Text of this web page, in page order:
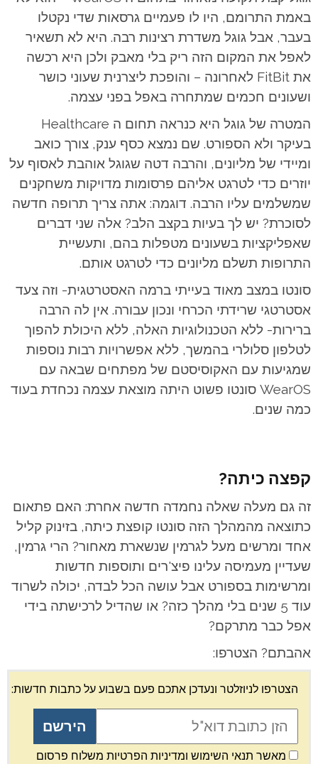
באמת התרומם, היו לו פעמיים גרסאות שדי נקטלו
בעבר, אבל גוגל משדרת רצינות רבה. היא לא תשאיר
לאפל את המקום הזה ריק בלי מאבק ולכן היא רכשה
את FitBit לאחרונה – והופכת ליצרנית שעוני כושר
ושעונים חכמים שמתחרה באפל בפני עצמה.
המטרה של גוגל היא כנראה תחום ה Healthcare
בעיקר ולא הספורט. שם נמצא כסף ענק, צורך כואב
ומיידי של מליונים, והרבה דטה שגוגל אוהבת לאסוף על
יוזרים כדי לטרגט אליהם פרסומות מדויקות משחקנים
שמשלמים עליו הרבה. דוגמה: אתה צריך תרופה חדשה
לסוכרת? יש לך בעיות בקצב הלב? אלה שני דברים
שאפליקציות בשעונים מטפלות בהם, ותעשיית
התרופות תשלם מליונים כדי לטרגט אותם.
סונטו במצב מאוד בעייתי ברמה האסטרטגית- וזה צעד
אסטרטגי שרידתי הכרחי ונכון עבורה. אין לה הרבה
ברירות- ללא הטכנולוגיות האלה, ללא היכולת להפוך
לטלפון סלולרי בהמשך, ללא אפשרויות רבות נוספות
שמגיעות עם האקוסיסטם של מפתחים שבאה עם
WearOS סונטו פשוט היתה מוצאת עצמה נכחדת בעוד
כמה שנים.
קפצה כיתה?
זה גם מעלה שאלה נחמדה חדשה אחרת: האם פתאום
כתוצאה מהמהלך הזה סונטו קופצת כיתה, בזינוק קליל
אחד ומרשים מעל לגרמין שנשארת מאחור? הרי גרמין,
שעדיין מעמיסה עלינו פיצ'רים ותוספות חדשות
ומרשימות בספורט אבל עושה הכל לבדה, יכולה לשרוד
עוד 5 שנים בלי מהלך כזה? או שהדיל לרכישתה בידי
אפל כבר מתרקם?
אהבתם? הצטרפו:
הצטרפו לניוזלטר ונעדכן אתכם פעם בשבוע על כתבות חדשות:
מאשר תנאי השימוש ומדיניות הפרטיות משלוח פרסום